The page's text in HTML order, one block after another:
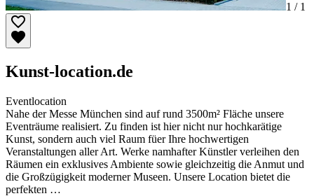
1 / 1
Kunst-location.de
Eventlocation
Nahe der Messe München sind auf rund 3500m² Fläche unsere
Eventräume realisiert. Zu finden ist hier nicht nur hochkarätige
Kunst, sondern auch viel Raum füer Ihre hochwertigen
Veranstaltungen aller Art. Werke namhafter Künstler verleihen den
Räumen ein exklusives Ambiente sowie gleichzeitig die Anmut und
die Großzügigkeit moderner Museen. Unsere Location bietet die
perfekten …